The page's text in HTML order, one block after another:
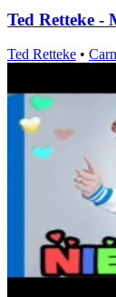
Ted Retteke -
Ted Retteke •